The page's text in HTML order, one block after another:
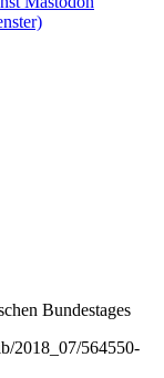
Bundestages
2018_07/564550-